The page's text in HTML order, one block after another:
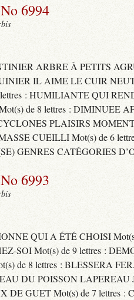
6994
ARBRE À PETITS
IL AIME LE CUIR
: HUMILIANTE QUI
de 8 lettres : DIMINUEE
PLAISIRS
CUEILLI Mot(s) de 6
GENRES CATÉGORIES
6993
QUI A ÉTÉ CHOISI
SOI Mot(s) de 9 lettres :
de 8 lettres : BLESSERA
DU POISSON LAPEREAU
DE GUET Mot(s) de 7 lettres :